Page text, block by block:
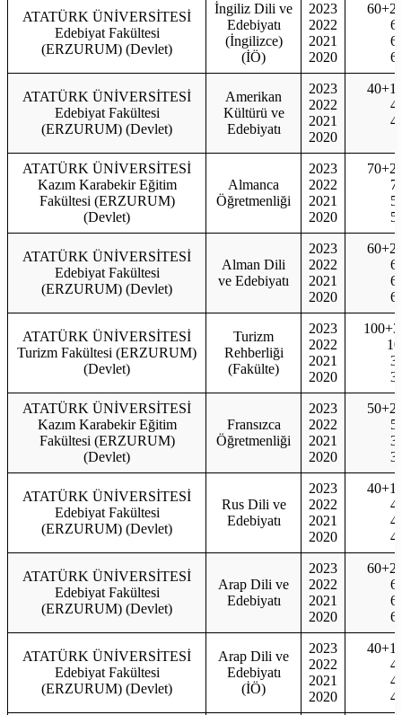
ATATÜRK ÜNİVERSİTESİ
Edebiyat Fakültesi
(ERZURUM) (Devlet)
İngiliz Dili ve
Edebiyatı
(İngilizce)
(İÖ)
2023
2022
2021
2020
ATATÜRK ÜNİVERSİTESİ
Edebiyat Fakültesi
(ERZURUM) (Devlet)
Amerikan
Kültürü ve
Edebiyatı
2023
2022
2021
2020
ATATÜRK ÜNİVERSİTESİ
Kazım Karabekir Eğitim
Fakültesi (ERZURUM)
(Devlet)
Almanca
Öğretmenliği
2023
2022
2021
2020
ATATÜRK ÜNİVERSİTESİ
Edebiyat Fakültesi
(ERZURUM) (Devlet)
Alman Dili
ve Edebiyatı
2023
2022
2021
2020
ATATÜRK ÜNİVERSİTESİ
Turizm Fakültesi (ERZURUM)
(Devlet)
Turizm
Rehberliği
(Fakülte)
2023
2022
2021
2020
ATATÜRK ÜNİVERSİTESİ
Kazım Karabekir Eğitim
Fakültesi (ERZURUM)
(Devlet)
Fransızca
Öğretmenliği
2023
2022
2021
2020
ATATÜRK ÜNİVERSİTESİ
Edebiyat Fakültesi
(ERZURUM) (Devlet)
Rus Dili ve
Edebiyatı
2023
2022
2021
2020
ATATÜRK ÜNİVERSİTESİ
Edebiyat Fakültesi
(ERZURUM) (Devlet)
Arap Dili ve
Edebiyatı
2023
2022
2021
2020
ATATÜRK ÜNİVERSİTESİ
Edebiyat Fakültesi
(ERZURUM) (Devlet)
Arap Dili ve
Edebiyatı
(İÖ)
2023
2022
2021
2020